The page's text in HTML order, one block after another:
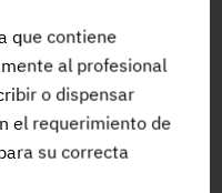
que contiene
al profesional
o dispensar
el requerimiento de
su correcta
la OP: Qué